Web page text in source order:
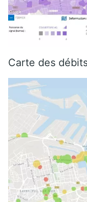
Carte des